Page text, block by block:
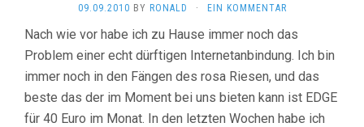
09.09.2010 BY RONALD · EIN KOMMENTAR
Nach wie vor habe ich zu Hause immer noch das
Problem einer echt dürftigen Internetanbindung. Ich bin
immer noch in den Fängen des rosa Riesen, und das
beste das der im Moment bei uns bieten kann ist EDGE
für 40 Euro im Monat. In den letzten Wochen habe ich